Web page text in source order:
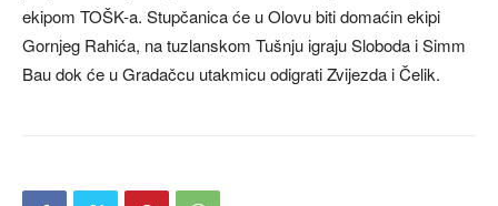
ekipom TOŠK-a. Stupčanica će u Olovu biti domaćin ekipi
Gornjeg Rahića, na tuzlanskom Tušnju igraju Sloboda i Simm
Bau dok će u Gradačcu utakmicu odigrati Zvijezda i Čelik.